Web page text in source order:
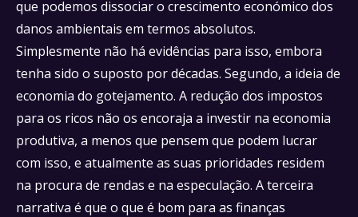
que podemos dissociar o crescimento económico dos
danos ambientais em termos absolutos.
Simplesmente não há evidências para isso, embora
tenha sido o suposto por décadas. Segundo, a ideia de
economia do gotejamento. A redução dos impostos
para os ricos não os encoraja a investir na economia
produtiva, a menos que pensem que podem lucrar
com isso, e atualmente as suas prioridades residem
na procura de rendas e na especulação. A terceira
narrativa é que o que é bom para as finanças